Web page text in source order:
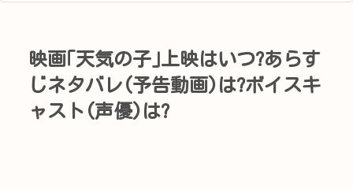
映画｢天気の子｣上映はいつ?あらす
じネタバレ(予告動画)は?ボイスキ
ャスト(声優)は?